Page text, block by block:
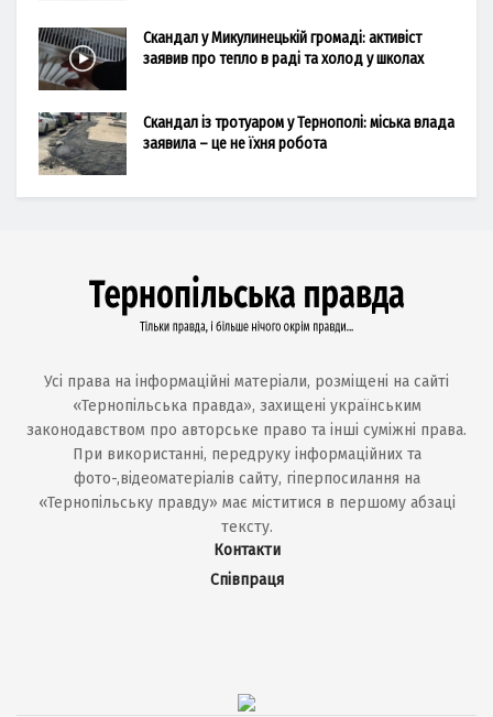
Скандал у Микулинецькій громаді: активіст
заявив про тепло в раді та холод у школах
Скандал із тротуаром у Тернополі: міська влада
заявила – це не їхня робота
Усі права на інформаційні матеріали, розміщені на сайті
«Тернопільська правда», захищені українським
законодавством про авторське право та інші суміжні права.
При використанні, передруку інформаційних та
фото-,відеоматеріалів сайту, гіперпосилання на
«Тернопільську правду» має міститися в першому абзаці
тексту.
Контакти
Співпраця